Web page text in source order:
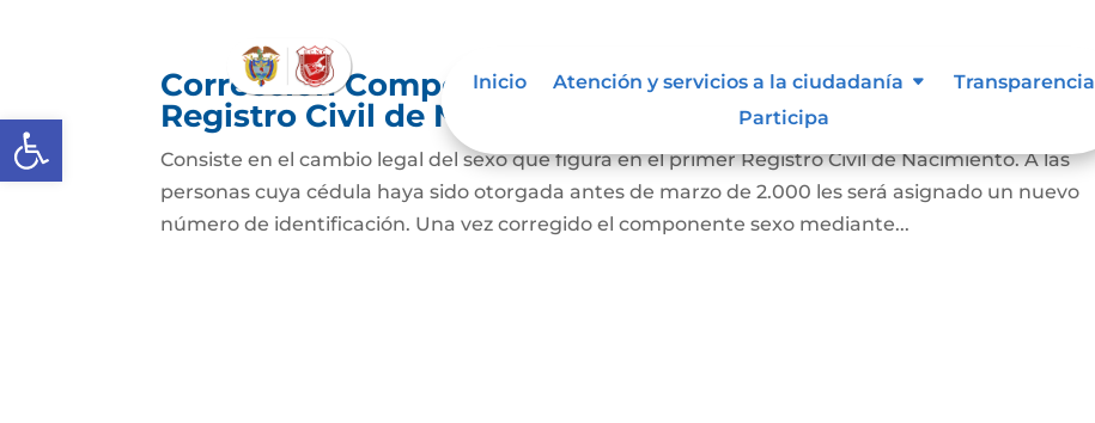
Abrir barra de herramientas
Inicio Atención y servicios a la ciudadanía
Transparencia
Participa
Corrección Componente de Identidad Sexual en el
Registro Civil de Nacimiento
Consiste en el cambio legal del sexo que figura en el primer Registro Civil de Nacimiento. A las
personas cuya cédula haya sido otorgada antes de marzo de 2.000 les será asignado un nuevo
número de identificación. Una vez corregido el componente sexo mediante...